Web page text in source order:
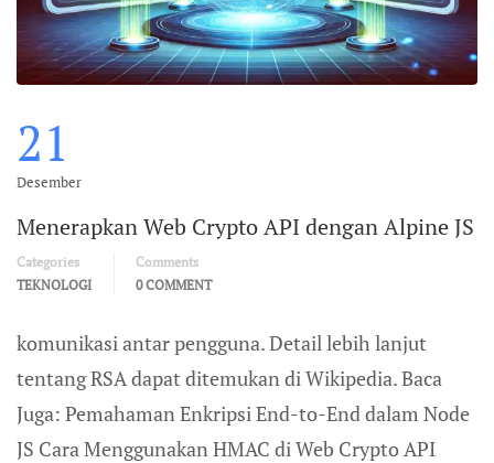
21
Desember
Menerapkan Web Crypto API dengan Alpine JS
Categories
TEKNOLOGI
Comments
0 COMMENT
komunikasi antar pengguna. Detail lebih lanjut
tentang RSA dapat ditemukan di Wikipedia. Baca
Juga: Pemahaman Enkripsi End-to-End dalam Node
JS Cara Menggunakan HMAC di Web Crypto API